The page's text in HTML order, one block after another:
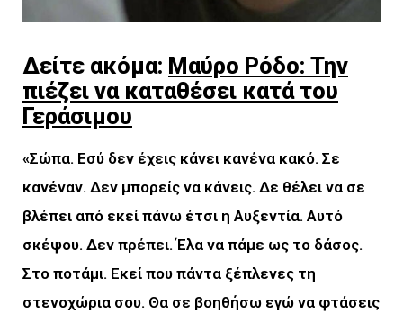
Δείτε ακόμα: Μαύρο Ρόδο: Την
πιέζει να καταθέσει κατά του
Γεράσιμου
«Σώπα. Εσύ δεν έχεις κάνει κανένα κακό. Σε
κανέναν. Δεν μπορείς να κάνεις. Δε θέλει να σε
βλέπει από εκεί πάνω έτσι η Αυξεντία. Αυτό
σκέψου. Δεν πρέπει. Έλα να πάμε ως το δάσος.
Στο ποτάμι. Εκεί που πάντα ξέπλενες τη
στενοχώρια σου. Θα σε βοηθήσω εγώ να φτάσεις